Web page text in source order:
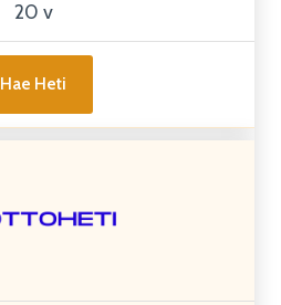
20 v
Hae Heti